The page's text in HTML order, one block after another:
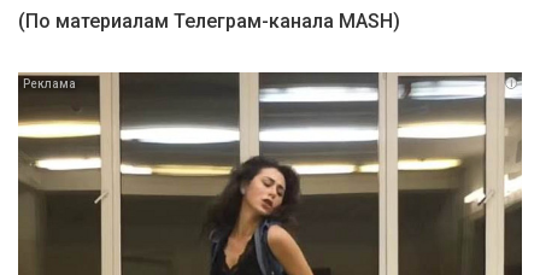
(По материалам Телеграм-канала MASH)
i